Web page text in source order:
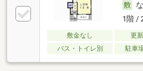
1階 /
敷金なし 更
バス・トイレ別
駐車